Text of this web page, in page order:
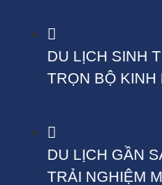
DU LỊCH SINH
TRỌN BỘ
DU LỊCH GẦN
TRẢI NGHIỆM